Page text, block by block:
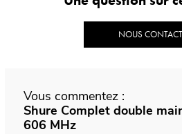
NOUS
Vous commentez :
Shure Complet double
606 MHz